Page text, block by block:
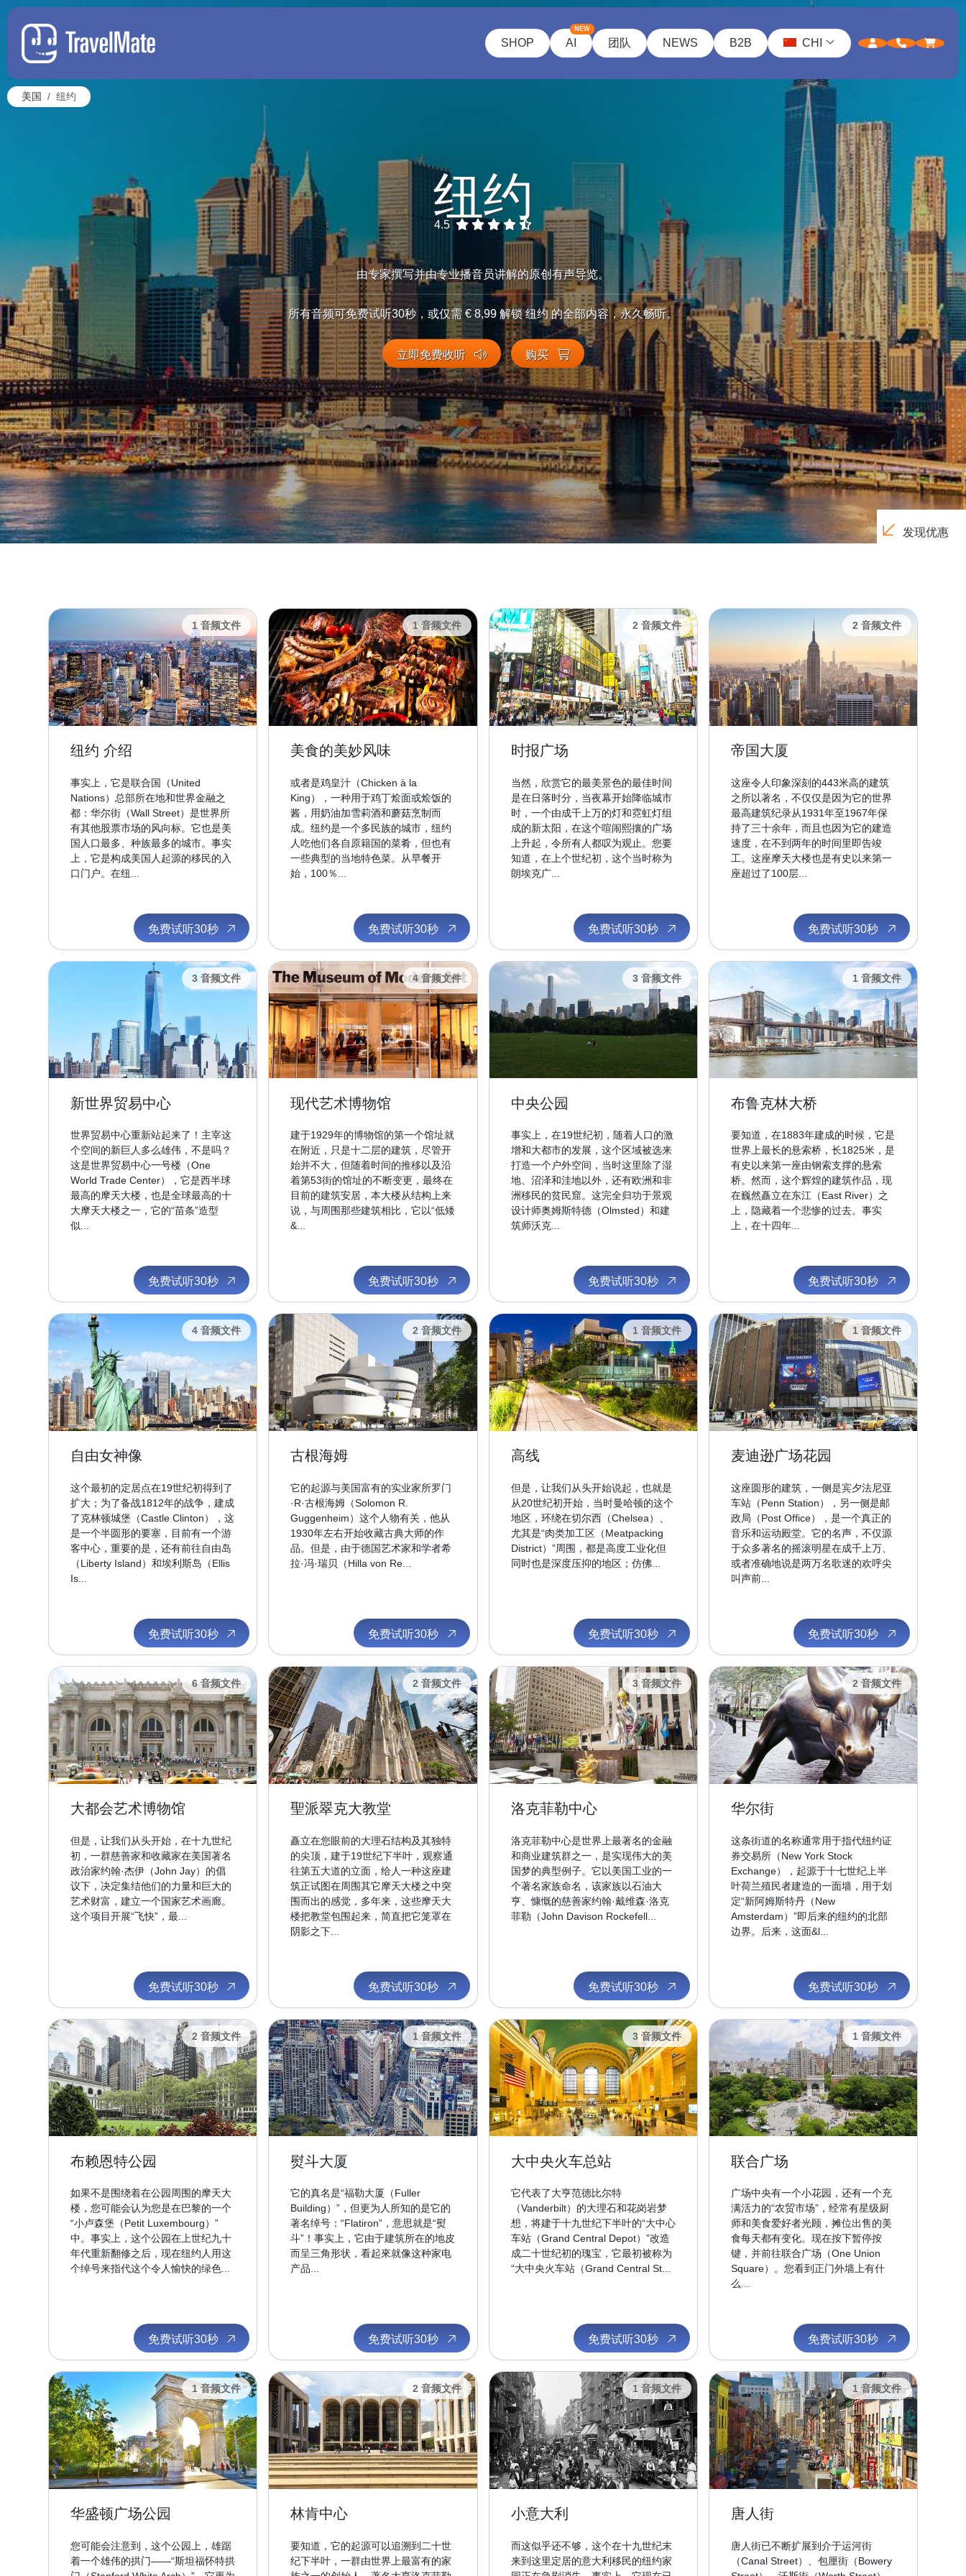
SHOP AI
NEW
团队 NEWS B2B CHI
美国 纽约
纽约
4.5
由专家撰写并由专业播音员讲解的原创有声导览。
所有音频可免费试听30秒，或仅需 € 8,99 解锁 纽约 的全部内容，永久畅听。
立即免费收听 购买
发现优惠
1 音频文件
纽约 介绍
事实上，它是联合国（United
Nations）总部所在地和世界金融之
都：华尔街（Wall Street）是世界所
有其他股票市场的风向标。它也是美
国人口最多、种族最多的城市。事实
上，它是构成美国人起源的移民的入
口门户。在纽...
免费试听30秒
1 音频文件
美食的美妙风味
或者是鸡皇汁（Chicken à la
King），一种用于鸡丁烩面或烩饭的
酱，用奶油加雪莉酒和蘑菇烹制而
成。纽约是一个多民族的城市，纽约
人吃他们各自原籍国的菜肴，但也有
一些典型的当地特色菜。从早餐开
始，100％...
免费试听30秒
2 音频文件
时报广场
当然，欣赏它的最美景色的最佳时间
是在日落时分，当夜幕开始降临城市
时，一个由成千上万的灯和霓虹灯组
成的新太阳，在这个喧闹熙攘的广场
上升起，令所有人都叹为观止。您要
知道，在上个世纪初，这个当时称为
朗埃克广...
免费试听30秒
2 音频文件
帝国大厦
这座令人印象深刻的443米高的建筑
之所以著名，不仅仅是因为它的世界
最高建筑纪录从1931年至1967年保
持了三十余年，而且也因为它的建造
速度，在不到两年的时间里即告竣
工。这座摩天大楼也是有史以来第一
座超过了100层...
免费试听30秒
3 音频文件
新世界贸易中心
世界贸易中心重新站起来了！主宰这
个空间的新巨人多么雄伟，不是吗？
这是世界贸易中心一号楼（One
World Trade Center），它是西半球
最高的摩天大楼，也是全球最高的十
大摩天大楼之一，它的“苗条”造型
似...
免费试听30秒
4 音频文件
现代艺术博物馆
建于1929年的博物馆的第一个馆址就
在附近，只是十二层的建筑，尽管开
始并不大，但随着时间的推移以及沿
着第53街的馆址的不断变更，最终在
目前的建筑安居，本大楼从结构上来
说，与周围那些建筑相比，它以“低矮
&...
免费试听30秒
3 音频文件
中央公园
事实上，在19世纪初，随着人口的激
增和大都市的发展，这个区域被选来
打造一个户外空间，当时这里除了湿
地、沼泽和洼地以外，还有欧洲和非
洲移民的贫民窟。这完全归功于景观
设计师奥姆斯特德（Olmsted）和建
筑师沃克...
免费试听30秒
1 音频文件
布鲁克林大桥
要知道，在1883年建成的时候，它是
世界上最长的悬索桥，长1825米，是
有史以来第一座由钢索支撑的悬索
桥。然而，这个辉煌的建筑作品，现
在巍然矗立在东江（East River）之
上，隐藏着一个悲惨的过去。事实
上，在十四年...
免费试听30秒
4 音频文件
自由女神像
这个最初的定居点在19世纪初得到了
扩大；为了备战1812年的战争，建成
了克林顿城堡（Castle Clinton），这
是一个半圆形的要塞，目前有一个游
客中心，重要的是，还有前往自由岛
（Liberty Island）和埃利斯岛（Ellis
Is...
免费试听30秒
2 音频文件
古根海姆
它的起源与美国富有的实业家所罗门
·R·古根海姆（Solomon R.
Guggenheim）这个人物有关，他从
1930年左右开始收藏古典大师的作
品。但是，由于德国艺术家和学者希
拉·冯·瑞贝（Hilla von Re...
免费试听30秒
1 音频文件
高线
但是，让我们从头开始说起，也就是
从20世纪初开始，当时曼哈顿的这个
地区，环绕在切尔西（Chelsea）、
尤其是“肉类加工区（Meatpacking
District）”周围，都是高度工业化但
同时也是深度压抑的地区；仿佛...
免费试听30秒
1 音频文件
麦迪逊广场花园
这座圆形的建筑，一侧是宾夕法尼亚
车站（Penn Station），另一侧是邮
政局（Post Office），是一个真正的
音乐和运动殿堂。它的名声，不仅源
于众多著名的摇滚明星在成千上万、
或者准确地说是两万名歌迷的欢呼尖
叫声前...
免费试听30秒
6 音频文件
大都会艺术博物馆
但是，让我们从头开始，在十九世纪
初，一群慈善家和收藏家在美国著名
政治家约翰·杰伊（John Jay）的倡
议下，决定集结他们的力量和巨大的
艺术财富，建立一个国家艺术画廊。
这个项目开展“飞快”，最...
免费试听30秒
2 音频文件
聖派翠克大教堂
矗立在您眼前的大理石结构及其独特
的尖顶，建于19世纪下半叶，观察通
往第五大道的立面，给人一种这座建
筑正试图在周围其它摩天大楼之中突
围而出的感觉，多年来，这些摩天大
楼把教堂包围起来，简直把它笼罩在
阴影之下...
免费试听30秒
3 音频文件
洛克菲勒中心
洛克菲勒中心是世界上最著名的金融
和商业建筑群之一，是实现伟大的美
国梦的典型例子。它以美国工业的一
个著名家族命名，该家族以石油大
亨、慷慨的慈善家约翰·戴维森·洛克
菲勒（John Davison Rockefell...
免费试听30秒
2 音频文件
华尔街
这条街道的名称通常用于指代纽约证
券交易所（New York Stock
Exchange），起源于十七世纪上半
叶荷兰殖民者建造的一面墙，用于划
定“新阿姆斯特丹（New
Amsterdam）”即后来的纽约的北部
边界。后来，这面&l...
免费试听30秒
2 音频文件
布赖恩特公园
如果不是围绕着在公园周围的摩天大
楼，您可能会认为您是在巴黎的一个
“小卢森堡（Petit Luxembourg）”
中。事实上，这个公园在上世纪九十
年代重新翻修之后，现在纽约人用这
个绰号来指代这个令人愉快的绿色...
免费试听30秒
1 音频文件
熨斗大厦
它的真名是“福勒大厦（Fuller
Building）”，但更为人所知的是它的
著名绰号：“Flatiron”，意思就是“熨
斗”！事实上，它由于建筑所在的地皮
而呈三角形状，看起來就像这种家电
产品...
免费试听30秒
3 音频文件
大中央火车总站
它代表了大亨范德比尔特
（Vanderbilt）的大理石和花岗岩梦
想，将建于十九世纪下半叶的“大中心
车站（Grand Central Depot）”改造
成二十世纪初的瑰宝，它最初被称为
“大中央火车站（Grand Central St...
免费试听30秒
1 音频文件
联合广场
广场中央有一个小花园，还有一个充
满活力的“农贸市场”，经常有星级厨
师和美食爱好者光顾，摊位出售的美
食每天都有变化。现在按下暂停按
键，并前往联合广场（One Union
Square）。您看到正门外墙上有什
么...
免费试听30秒
1 音频文件
华盛顿广场公园
您可能会注意到，这个公园上，雄踞
着一个雄伟的拱门——“斯坦福怀特拱
2 音频文件
林肯中心
要知道，它的起源可以追溯到二十世
纪下半叶，一群由世界上最富有的家
1 音频文件
小意大利
而这似乎还不够，这个在十九世纪末
来到这里定居的意大利移民的纽约家
1 音频文件
唐人街
唐人街已不断扩展到介于运河街
（Canal Street）、包厘街（Bowery